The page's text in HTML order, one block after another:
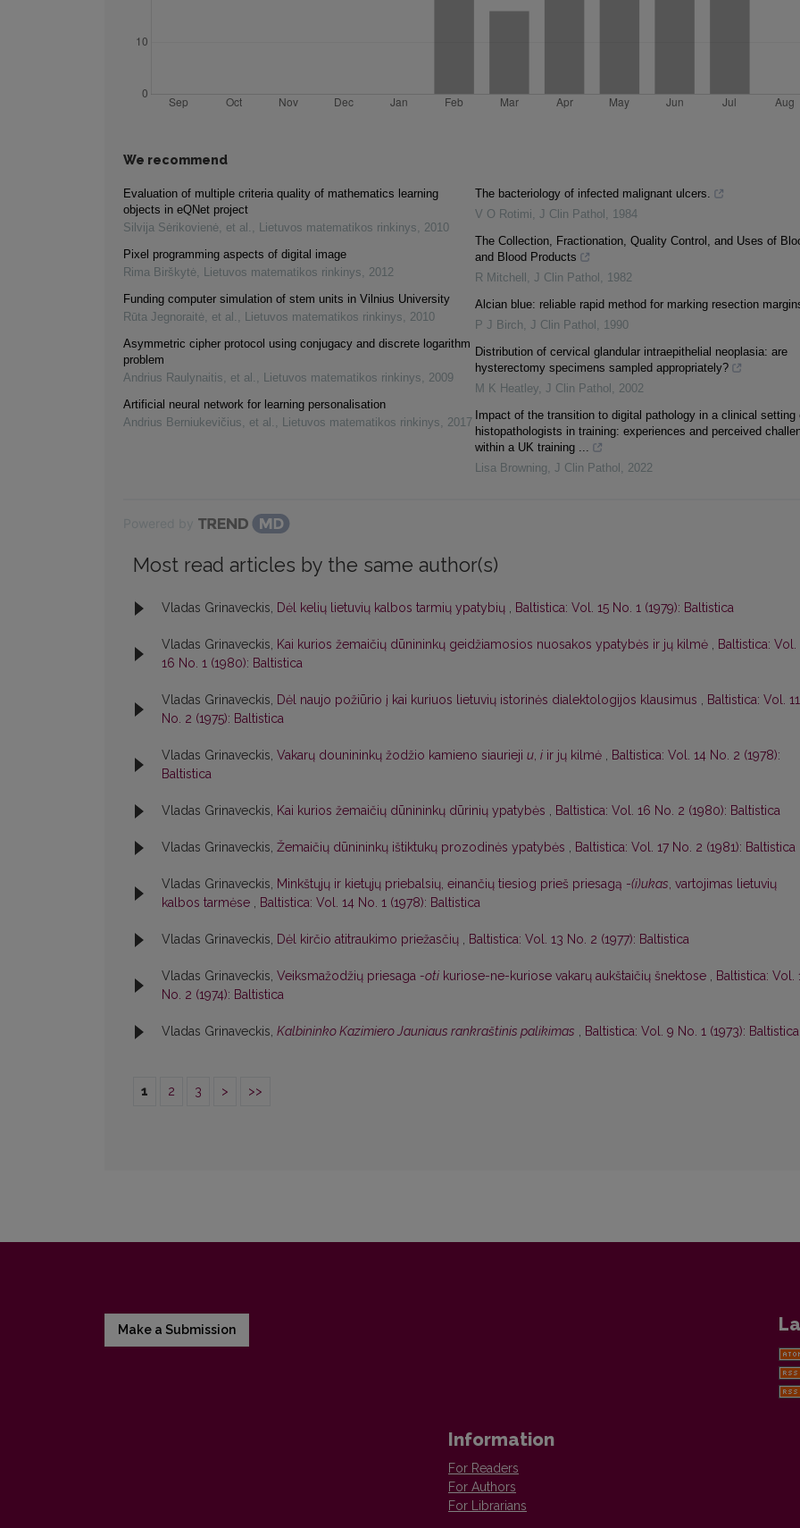
We recommend
Evaluation of multiple criteria quality of mathematics learning
objects in eQNet project
Silvija Sėrikovienė, et al. , Lietuvos matematikos rinkinys, 2010
Pixel programming aspects of digital image
Rima Birškytė, Lietuvos matematikos rinkinys, 2012
Funding computer simulation of stem units in Vilnius University
Rūta Jegnoraitė, et al. , Lietuvos matematikos rinkinys, 2010
Asymmetric cipher protocol using conjugacy and discrete logarithm
problem
Andrius Raulynaitis, et al. , Lietuvos matematikos rinkinys, 2009
Artificial neural network for learning personalisation
Andrius Berniukevičius, et al. , Lietuvos matematikos rinkinys, 2017
The bacteriology of infected malignant ulcers.
V O Rotimi, J Clin Pathol , 1984
The Collection, Fractionation, Quality Control, and Uses of
and Blood Products
R Mitchell , J Clin Pathol , 1982
Alcian blue: reliable rapid method for marking resection
P J Birch, J Clin Pathol , 1990
Distribution of cervical glandular intraepithelial neoplasia: are
hysterectomy specimens sampled appropriately?
M K Heatley, J Clin Pathol , 2002
Impact of the transition to digital pathology in a clinical setting
histopathologists in training: experiences and perceived
within a UK training ...
Lisa Browning, J Clin Pathol , 2022
Most read articles by the same author(s)
Vladas Grinaveckis, Dėl kelių lietuvių kalbos tarmių ypatybių , Baltistica: Vol. 15 No. 1 (1979): Baltistica
Vladas Grinaveckis, Kai kurios žemaičių dūnininkų geidžiamosios nuosakos ypatybės ir jų kilmė , Baltistica: Vol.
16 No. 1 (1980): Baltistica
Vladas Grinaveckis, Dėl naujo požiūrio į kai kuriuos lietuvių istorinės dialektologijos klausimus , Baltistica: Vol. 11
No. 2 (1975): Baltistica
Vladas Grinaveckis, Vakarų dounininkų žodžio kamieno siaurieji u, i ir jų kilmė , Baltistica: Vol. 14 No. 2 (1978):
Baltistica
Vladas Grinaveckis, Kai kurios žemaičių dūnininkų dūrinių ypatybės , Baltistica: Vol. 16 No. 2 (1980): Baltistica
Vladas Grinaveckis, Žemaičių dūnininkų ištiktukų prozodinės ypatybės , Baltistica: Vol. 17 No. 2 (1981): Baltistica
Vladas Grinaveckis, Minkštųjų ir kietųjų priebalsių, einančių tiesiog prieš priesagą -(i)ukas, vartojimas lietuvių
kalbos tarmėse , Baltistica: Vol. 14 No. 1 (1978): Baltistica
Vladas Grinaveckis, Dėl kirčio atitraukimo priežasčių , Baltistica: Vol. 13 No. 2 (1977): Baltistica
Vladas Grinaveckis, Veiksmažodžių priesaga -oti kuriose-ne-kuriose vakarų aukštaičių šnektose , Baltistica: Vol.
No. 2 (1974): Baltistica
Vladas Grinaveckis, Kalbininko Kazimiero Jauniaus rankraštinis palikimas , Baltistica: Vol. 9 No. 1 (1973): Baltistica
1 2 3 > >>
Make a Submission
Information
For Readers
For Authors
For Librarians